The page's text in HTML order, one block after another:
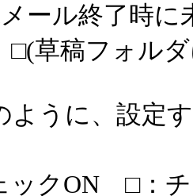
ール終了時に
フォルダに
ように、設定
ックON □：チ